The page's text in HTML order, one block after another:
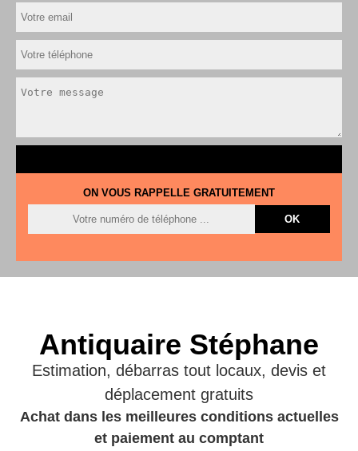
ON VOUS RAPPELLE GRATUITEMENT
Antiquaire Stéphane
Estimation, débarras tout locaux, devis et
déplacement gratuits
Achat dans les meilleures conditions actuelles
et paiement au comptant